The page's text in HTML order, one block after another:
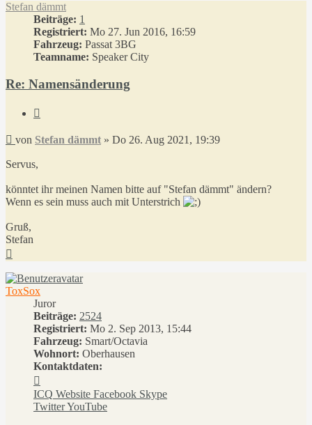
Stefan dämmt
Beiträge: 1
Registriert: Mo 27. Jun 2016, 16:59
Fahrzeug: Passat 3BG
Teamname: Speaker City
Re: Namensänderung
Beitrag
von Stefan dämmt » Do 26. Aug 2021, 19:39
Servus,
könntet ihr meinen Namen bitte auf "Stefan dämmt" ändern?
Wenn es sein muss auch mit Unterstrich
Gruß,
Stefan
oben
ToxSox
Juror
Beiträge: 2524
Registriert: Mo 2. Sep 2013, 15:44
Fahrzeug: Smart/Octavia
Wohnort: Oberhausen
Kontaktdaten:
von
ToxSox
ICQ Website Facebook Skype
TwitterYouTube